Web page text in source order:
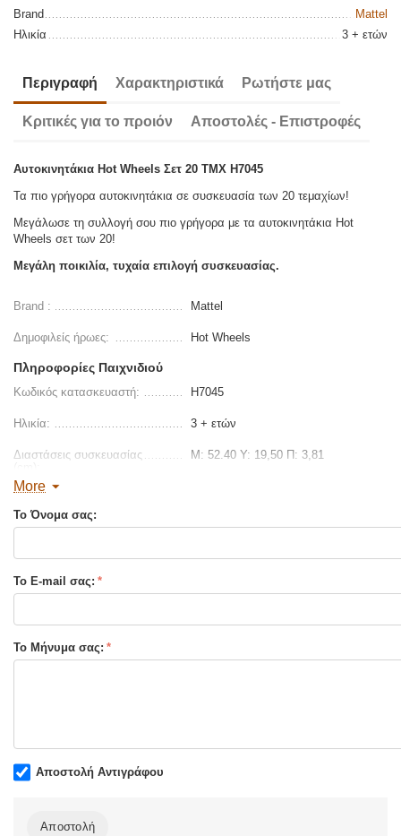
Brand
Mattel
Ηλικία
3 + ετών
Περιγραφή Χαρακτηριστικά Ρωτήστε μας
Κριτικές για το προιόν Αποστολές - Επιστροφές
Αυτοκινητάκια Hot Wheels Σετ 20 TMX H7045
Τα πιο γρήγορα αυτοκινητάκια σε συσκευασία των 20 τεμαχίων!
Μεγάλωσε τη συλλογή σου πιο γρήγορα με τα αυτοκινητάκια Hot
Wheels σετ των 20!
Μεγάλη ποικιλία, τυχαία επιλογή συσκευασίας.
Brand : Mattel
Δημοφιλείς ήρωες: Hot Wheels
Πληροφορίες Παιχνιδιού
Κωδικός κατασκευαστή: H7045
Ηλικία: 3 + ετών
Διαστάσεις συσκευασίας
Μ: 52.40 Υ: 19,50 Π: 3,81
More
Το Όνομα σας:
Το E-mail σας:
Το Μήνυμα σας:
Αποστολή Αντιγράφου
Αποστολή